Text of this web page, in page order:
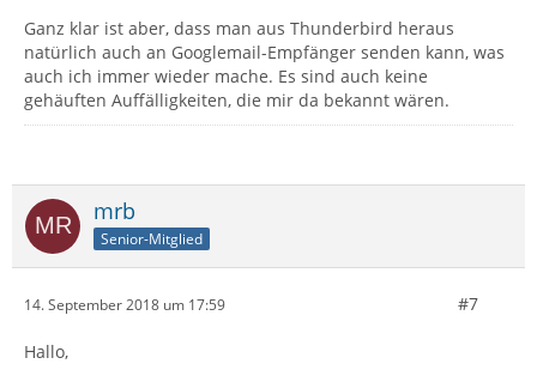
Ganz klar ist aber, dass man aus Thunderbird heraus
natürlich auch an Googlemail-Empfänger senden kann, was
auch ich immer wieder mache. Es sind auch keine
gehäuften Auffälligkeiten, die mir da bekannt wären.
mrb
Senior-Mitglied
14. September 2018 um 17:59 #7
Hallo,